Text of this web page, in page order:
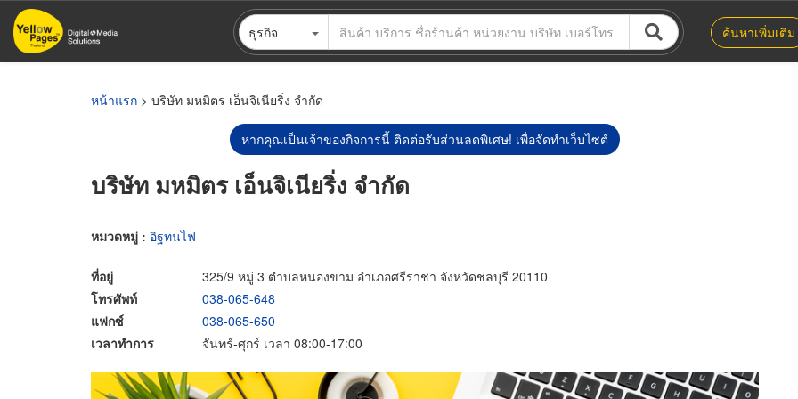
ข้าม
ไป
ธุรกิจ ค้นหาเพิ่มเติม
หน้าแรก > บริษัท มหมิตร เอ็นจิเนียริ่ง จำกัด
หากคุณเป็นเจ้าของกิจการนี้ ติดต่อรับส่วนลดพิเศษ! เพื่อจัดทำเว็บไซต์
บริษัท มหมิตร เอ็นจิเนียริ่ง จำกัด
หมวดหมู่ : อิฐทนไฟ
ที่อยู่
325/9 หมู่ 3 ตำบลหนองขาม อำเภอศรีราชา จังหวัดชลบุรี 20110
โทรศัพท์
038-065-648
แฟกซ์
038-065-650
เวลาทำการ
จันทร์-ศุกร์ เวลา 08:00-17:00